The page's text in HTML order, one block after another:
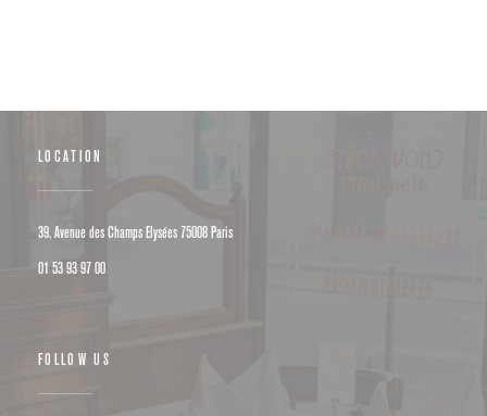
LOCATION
39, Avenue des Champs Elysées 75008 Paris((opens in a new window))
01 53 93 97 00
FOLLOW US